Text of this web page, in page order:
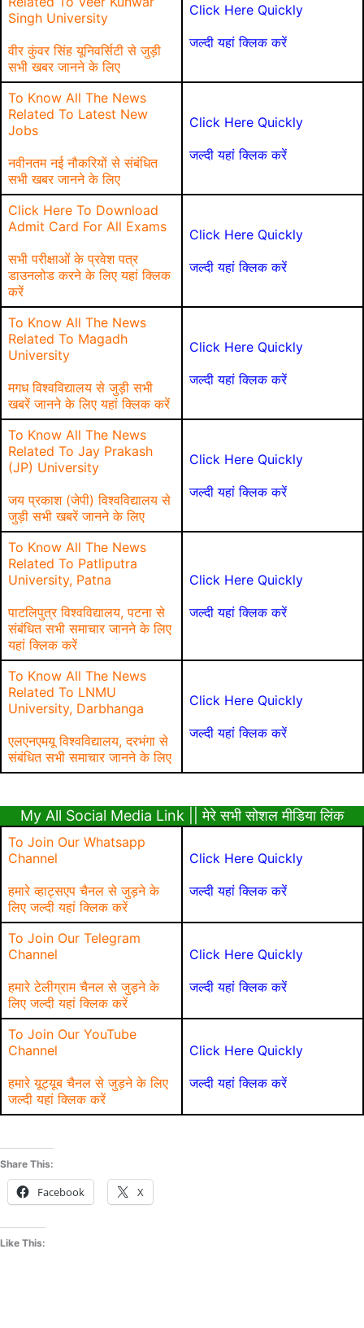
Singh University
वीर कुंवर सिंह यूनिवर्सिटी से जुड़ी
सभी खबर जानने के लिए
Click Here Quickly
जल्दी यहां क्लिक करें
To Know All The News
Related To Latest New
Jobs
नवीनतम नई नौकरियों से संबंधित
सभी खबर जानने के लिए
Click Here Quickly
जल्दी यहां क्लिक करें
Click Here To Download
Admit Card For All Exams
सभी परीक्षाओं के प्रवेश पत्र
डाउनलोड करने के लिए यहां क्लिक
करें
Click Here Quickly
जल्दी यहां क्लिक करें
To Know All The News
Related To Magadh
University
मगध विश्वविद्यालय से जुड़ी सभी
खबरें जानने के लिए यहां क्लिक करें
Click Here Quickly
जल्दी यहां क्लिक करें
To Know All The News
Related To Jay Prakash
(JP) University
जय प्रकाश (जेपी) विश्वविद्यालय से
जुड़ी सभी खबरें जानने के लिए
Click Here Quickly
जल्दी यहां क्लिक करें
To Know All The News
Related To Patliputra
University, Patna
पाटलिपुत्र विश्वविद्यालय, पटना से
संबंधित सभी समाचार जानने के लिए
यहां क्लिक करें
Click Here Quickly
जल्दी यहां क्लिक करें
To Know All The News
Related To LNMU
University, Darbhanga
एलएनएमयू विश्वविद्यालय, दरभंगा से
संबंधित सभी समाचार जानने के लिए
Click Here Quickly
जल्दी यहां क्लिक करें
My All Social Media Link || मेरे सभी सोशल मीडिया लिंक
To Join Our Whatsapp
Channel
हमारे व्हाट्सएप चैनल से जुड़ने के
लिए जल्दी यहां क्लिक करें
Click Here Quickly
जल्दी यहां क्लिक करें
To Join Our Telegram
Channel
हमारे टेलीग्राम चैनल से जुड़ने के
लिए जल्दी यहां क्लिक करें
Click Here Quickly
जल्दी यहां क्लिक करें
To Join Our YouTube
Channel
हमारे यूट्यूब चैनल से जुड़ने के लिए
जल्दी यहां क्लिक करें
Click Here Quickly
जल्दी यहां क्लिक करें
Share This:
Facebook X
Like This: